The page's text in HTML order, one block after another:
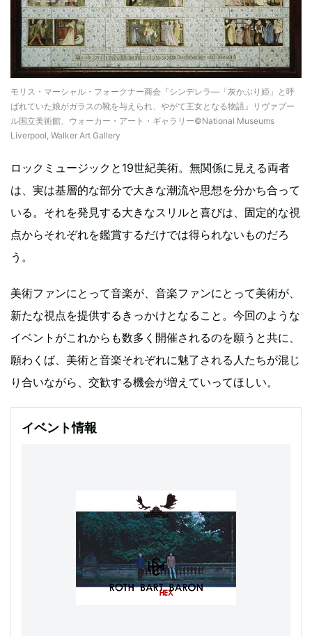
モリス・マーシャル・フォークナー商会『シンデレラ―「灰かぶり姫」と呼
ばれていた娘がガラスの靴を与えられ、やがて王女となる物語』リヴァプー
ル国立美術館、ウォーカー・アート・ギャラリー©National Museums
Liverpool, Walker Art Gallery
ロックミュージックと19世紀美術。無関係に見える両者
は、実は基層的な部分で大きな潮流や思想を分かち合って
いる。それを発見する大きなスリルと喜びは、固定的な視
点からそれぞれを鑑賞するだけでは得られないものだろ
う。
美術ファンにとって音楽が、音楽ファンにとって美術が、
新たな視点を提供するきっかけとなること。今回のような
イベントがこれからも数多く開催されるのを願うと共に、
願わくば、美術と音楽それぞれに魅了される人たちが混じ
り合いながら、交歓する機会が増えていってほしい。
イベント情報